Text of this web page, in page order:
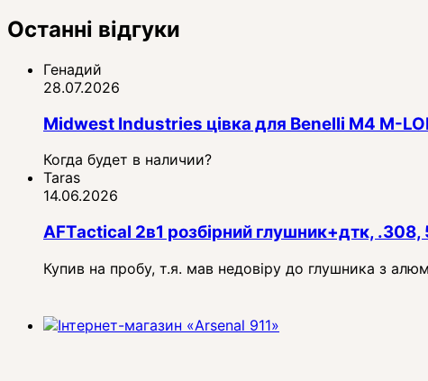
Останні відгуки
Генадий
28.07.2026
Midwest Industries цівка для Benelli M4 M-
Когда будет в наличии?
Taras
14.06.2026
AFTactical 2в1 розбірний глушник+дтк,
Купив на пробу, т.я. мав недовіру до глушника з